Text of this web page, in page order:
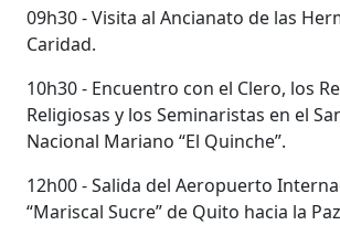
09h30 - Visita al Ancianato de las
Caridad.
10h30 - Encuentro con el Clero, los
Religiosas y los Seminaristas en el
Nacional Mariano “El Quinche”.
12h00 - Salida del Aeropuerto
“Mariscal Sucre” de Quito hacia la